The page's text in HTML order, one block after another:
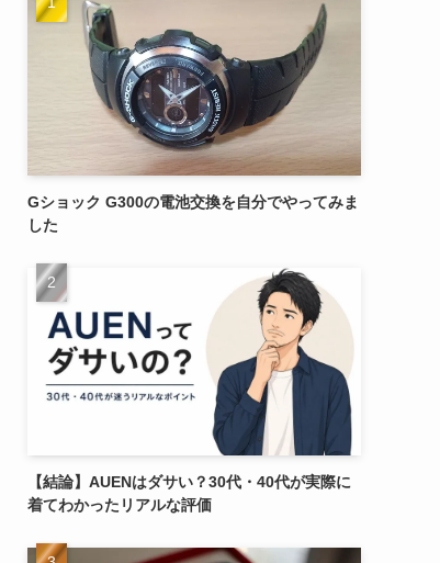
Gショック G300の電池交換を自分でやってみま
した
【結論】AUENはダサい？30代・40代が実際に
着てわかったリアルな評価